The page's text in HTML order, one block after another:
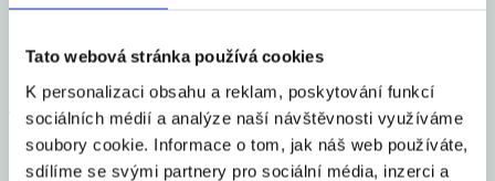
Tato webová stránka používá cookies
K personalizaci obsahu a reklam, poskytování funkcí
sociálních médií a analýze naší návštěvnosti využíváme
soubory cookie. Informace o tom, jak náš web používáte,
sdílíme se svými partnery pro sociální média, inzerci a
13. 6. 2025
Vyšší cla v americké inflaci těžko
pohledat